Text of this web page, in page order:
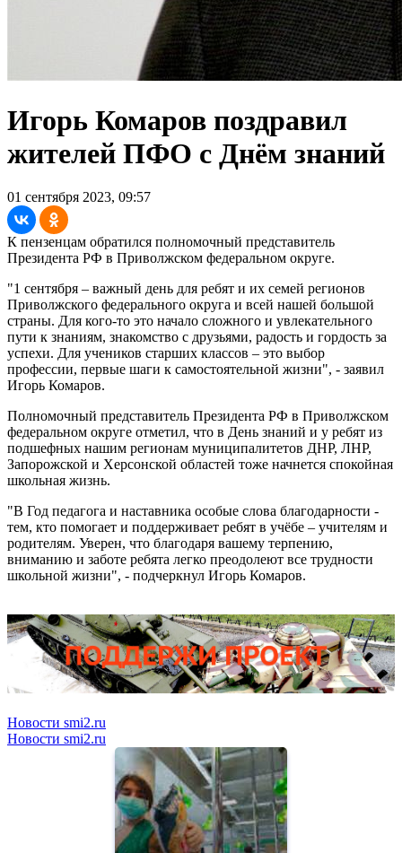
Игорь Комаров поздравил
жителей ПФО с Днём знаний
01 сентября 2023, 09:57
К пензенцам обратился полномочный представитель
Президента РФ в Приволжском федеральном округе.
"1 сентября – важный день для ребят и их семей регионов
Приволжского федерального округа и всей нашей большой
страны. Для кого-то это начало сложного и увлекательного
пути к знаниям, знакомство с друзьями, радость и гордость за
успехи. Для учеников старших классов – это выбор
профессии, первые шаги к самостоятельной жизни", - заявил
Игорь Комаров.
Полномочный представитель Президента РФ в Приволжском
федеральном округе отметил, что в День знаний и у ребят из
подшефных нашим регионам муниципалитетов ДНР, ЛНР,
Запорожской и Херсонской областей тоже начнется спокойная
школьная жизнь.
"В Год педагога и наставника особые слова благодарности -
тем, кто помогает и поддерживает ребят в учёбе – учителям и
родителям. Уверен, что благодаря вашему терпению,
вниманию и заботе ребята легко преодолеют все трудности
школьной жизни", - подчеркнул Игорь Комаров.
Новости smi2.ru
Новости smi2.ru